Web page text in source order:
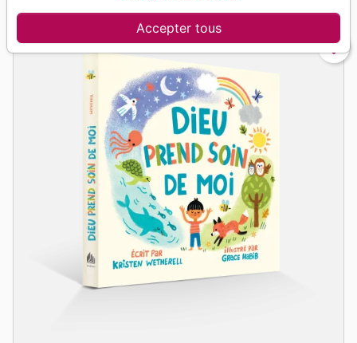
favorite_border
Accepter tous